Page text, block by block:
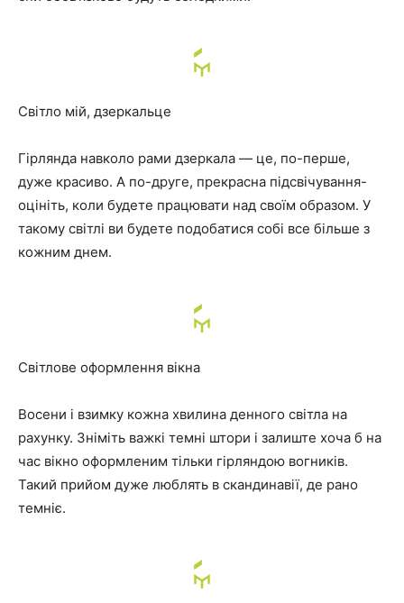
Світло мій, дзеркальце
Гірлянда навколо рами дзеркала — це, по-перше,
дуже красиво. А по-друге, прекрасна підсвічування-
оцініть, коли будете працювати над своїм образом. У
такому світлі ви будете подобатися собі все більше з
кожним днем.
Світлове оформлення вікна
Восени і взимку кожна хвилина денного світла на
рахунку. Зніміть важкі темні штори і залиште хоча б на
час вікно оформленим тільки гірляндою вогників.
Такий прийом дуже люблять в скандинавії, де рано
темніє.